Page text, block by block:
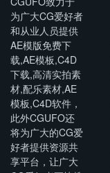
为广大CG爱好者
和从业人员提供
AE模版免费下
载,AE模板,C4D
下载,高清实拍素
材,配乐素材,AE
模板,C4D软件，
此外CGUFO还
将为广大的CG爱
好者提供资源共
享平台，让广大